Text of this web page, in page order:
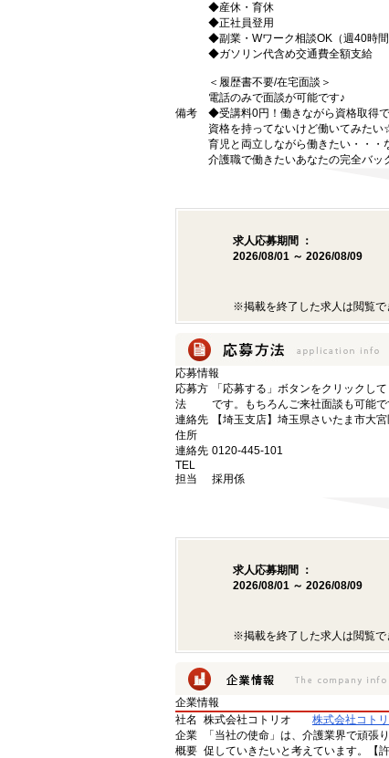
◆産休・育休
◆正社員登用
◆副業・Wワーク相談OK（週40時間
◆ガソリン代含め交通費全額支給
＜履歴書不要/在宅面談＞
電話のみで面談が可能です♪
備考
◆受講料0円！働きながら資格取得
資格を持ってないけど働いてみた
育児と両立しながら働きたい・・・
介護職で働きたいあなたの完全バッ
求人応募期間 ：
2026/08/01 ～ 2026/08/09
※掲載を終了した求人は閲覧で
応募情報
応募方
法
「応募する」ボタンをクリックし
です。もちろんご来社面談も可能
連絡先
住所
【埼玉支店】埼玉県さいたま市大
連絡先
TEL
0120-445-101
担当 採用係
求人応募期間 ：
2026/08/01 ～ 2026/08/09
※掲載を終了した求人は閲覧で
企業情報
社名
株式会社コトリオ
株式会社コト
企業
概要
「当社の使命」は、介護業界で頑
促していきたいと考えています。【